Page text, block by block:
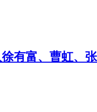
有富、曹虹、